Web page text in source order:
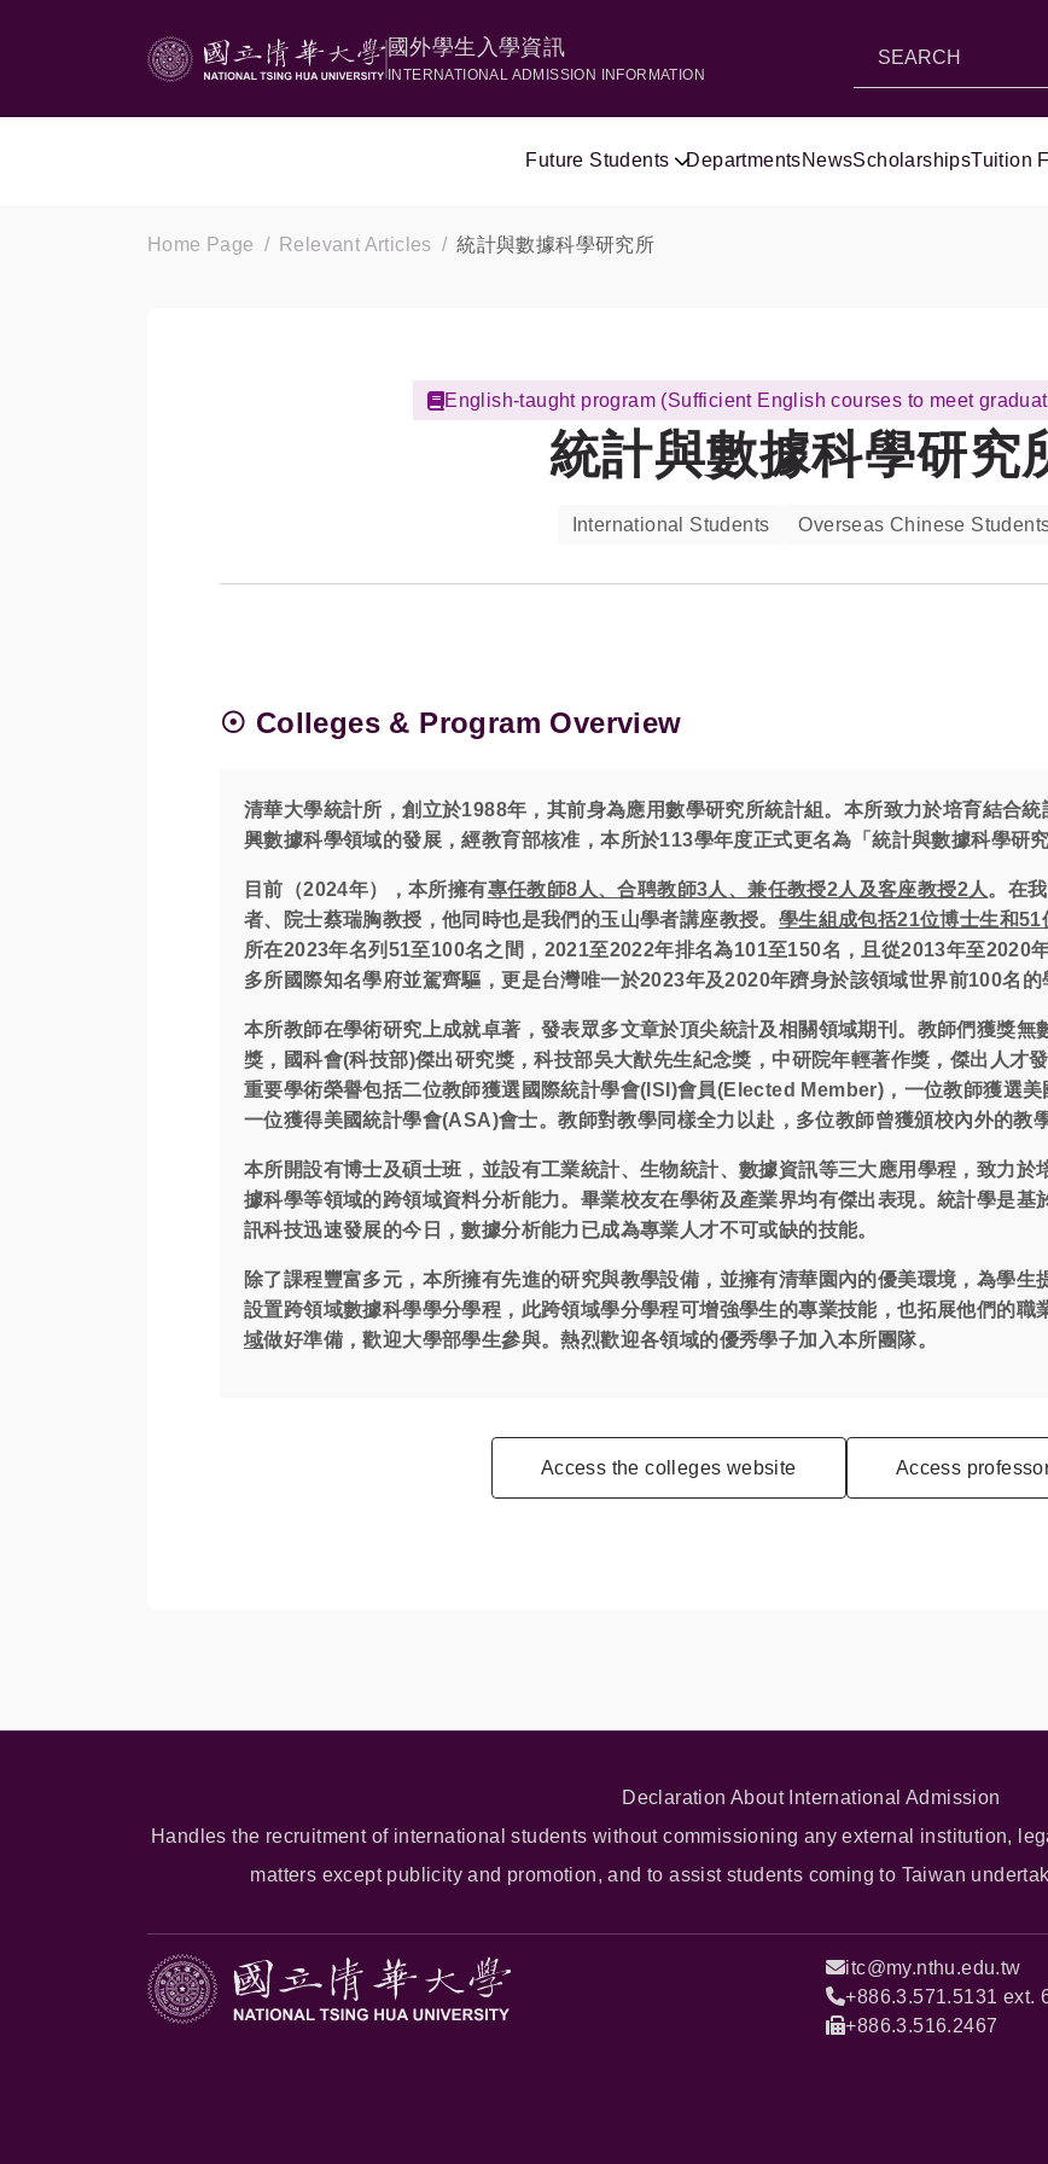
國外學生入學資訊
INTERNATIONAL ADMISSION INFORMATION
Future Students DepartmentsNewsScholarshipsTuition
Home Page Relevant Articles 統計與數據科學研究所
English-taught program (Sufficient English courses to meet
統計與數據科學研究
International Students Overseas Chinese
☉ Colleges & Program Overview
清華大學統計所，創立於1988年，其前身為應用數學研究所統計組。本所致力於培育結合
興數據科學領域的發展，經教育部核准，本所於113學年度正式更名為「統計與數據科學研究
目前（2024年），本所擁有專任教師8人、合聘教師3人、兼任教授2人及客座教授2人 。在
者、院士蔡瑞胸教授，他同時也是我們的玉山學者講座教授。 學生組成包括21位博士生和51
所在2023年名列51至100名之間，2021至2022年排名為101至150名，且從2013年至2020
多所國際知名學府並駕齊驅，更是台灣唯一於2023年及2020年躋身於該領域世界前100名的
本所教師在學術研究上成就卓著，發表眾多文章於頂尖統計及相關領域期刊。教師們獲獎無
獎，國科會(科技部)傑出研究獎，科技部吳大猷先生紀念獎，中研院年輕著作獎，傑出人才
重要學術榮譽包括二位教師獲選國際統計學會(ISI)會員(Elected Member)，一位教師獲選
一位獲得美國統計學會(ASA)會士。教師對教學同樣全力以赴，多位教師曾獲頒校內外的教學
本所開設有博士及碩士班，並設有工業統計、生物統計、數據資訊等三大應用學程，致力於
據科學等領域的跨領域資料分析能力。畢業校友在學術及產業界均有傑出表現。統計學是基
訊科技迅速發展的今日，數據分析能力已成為專業人才不可或缺的技能。
除了課程豐富多元，本所擁有先進的研究與教學設備，並擁有清華園內的優美環境，為學
設置跨領域數據科學學分學程，此跨領域學分學程可增強學生的專業技能，也拓展他們的職
域做好準備，歡迎大學部學生參與。熱烈歡迎各領域的優秀學子加入本所團隊。
Access the colleges website Access
Declaration About International Admission
Handles the recruitment of international students without commissioning any external institution,
matters except publicity and promotion, and to assist students coming to Taiwan
itc@my.nthu.edu.tw
+886.3.571.5131 ext.
+886.3.516.2467